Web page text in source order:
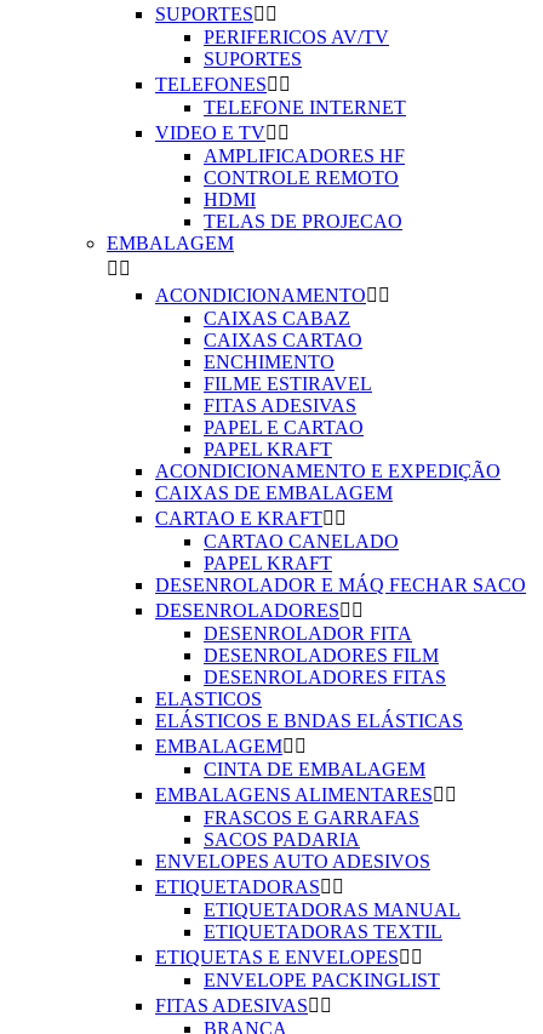
SUPORTES 
PERIFERICOS AV/TV
SUPORTES
TELEFONES 
TELEFONE INTERNET
VIDEO E TV 
AMPLIFICADORES HF
CONTROLE REMOTO
HDMI
TELAS DE PROJECAO
EMBALAGEM
 
ACONDICIONAMENTO 
CAIXAS CABAZ
CAIXAS CARTAO
ENCHIMENTO
FILME ESTIRAVEL
FITAS ADESIVAS
PAPEL E CARTAO
PAPEL KRAFT
ACONDICIONAMENTO E EXPEDIÇÃO
CAIXAS DE EMBALAGEM
CARTAO E KRAFT 
CARTAO CANELADO
PAPEL KRAFT
DESENROLADOR E MÁQ FECHAR SACO
DESENROLADORES 
DESENROLADOR FITA
DESENROLADORES FILM
DESENROLADORES FITAS
ELASTICOS
ELÁSTICOS E BNDAS ELÁSTICAS
EMBALAGEM 
CINTA DE EMBALAGEM
EMBALAGENS ALIMENTARES 
FRASCOS E GARRAFAS
SACOS PADARIA
ENVELOPES AUTO ADESIVOS
ETIQUETADORAS 
ETIQUETADORAS MANUAL
ETIQUETADORAS TEXTIL
ETIQUETAS E ENVELOPES 
ENVELOPE PACKINGLIST
FITAS ADESIVAS 
BRANCA